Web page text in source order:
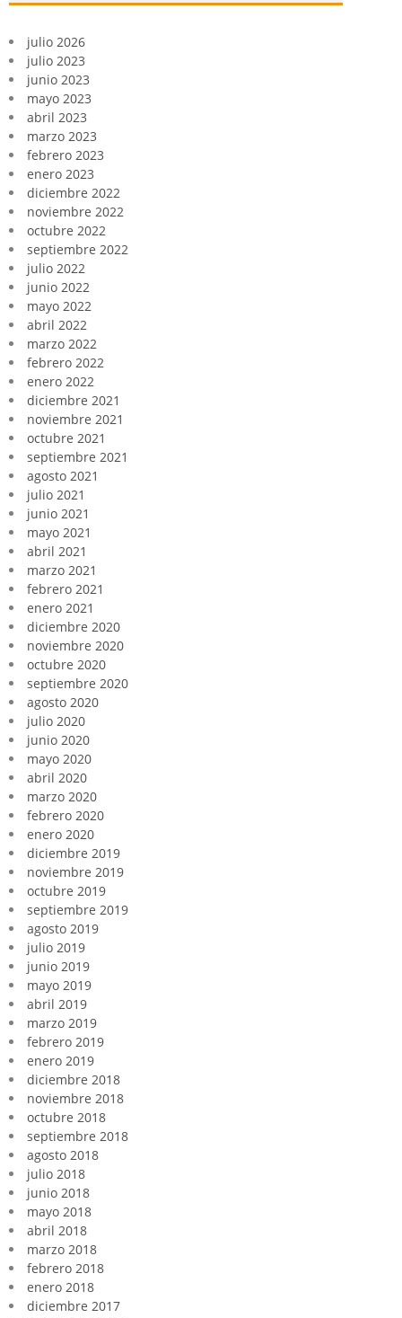
julio 2026
julio 2023
junio 2023
mayo 2023
abril 2023
marzo 2023
febrero 2023
enero 2023
diciembre 2022
noviembre 2022
octubre 2022
septiembre 2022
julio 2022
junio 2022
mayo 2022
abril 2022
marzo 2022
febrero 2022
enero 2022
diciembre 2021
noviembre 2021
octubre 2021
septiembre 2021
agosto 2021
julio 2021
junio 2021
mayo 2021
abril 2021
marzo 2021
febrero 2021
enero 2021
diciembre 2020
noviembre 2020
octubre 2020
septiembre 2020
agosto 2020
julio 2020
junio 2020
mayo 2020
abril 2020
marzo 2020
febrero 2020
enero 2020
diciembre 2019
noviembre 2019
octubre 2019
septiembre 2019
agosto 2019
julio 2019
junio 2019
mayo 2019
abril 2019
marzo 2019
febrero 2019
enero 2019
diciembre 2018
noviembre 2018
octubre 2018
septiembre 2018
agosto 2018
julio 2018
junio 2018
mayo 2018
abril 2018
marzo 2018
febrero 2018
enero 2018
diciembre 2017